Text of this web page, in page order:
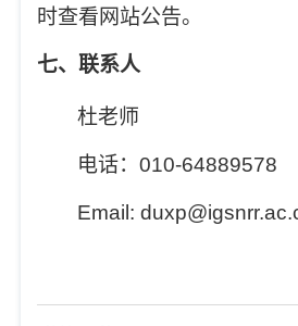
时查看网站公告。
七、联系人
杜老师
电话：010-64889578
Email: